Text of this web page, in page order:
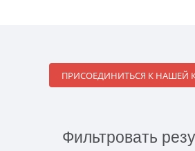
ПРИСОЕДИНИТЬСЯ К НАШЕЙ
Фильтровать